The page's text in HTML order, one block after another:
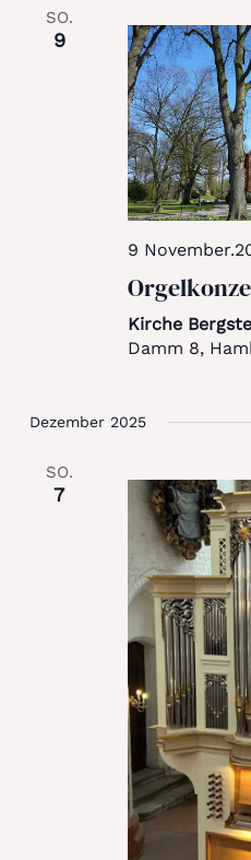
SO.
9
9
Kirche
Damm 8,
Dezember 2025
SO.
7